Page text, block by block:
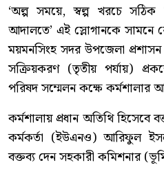
‘অল্প সময়ে, স্বল্প খরচে
আদালতে’ এই স্লোগানকে সামনে
ময়মনসিংহ সদর উপজেলা
সক্রিয়করণ (তৃতীয় পর্যায়)
পরিষদ সম্মেলন কক্ষে
কর্মশালায় প্রধান অতিথি হিসেবে
কর্মকর্তা (ইউএনও) আরিফুল
বক্তব্য দেন সহকারী কমিশনার